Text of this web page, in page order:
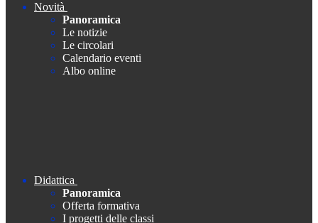
Novità
Panoramica
Le notizie
Le circolari
Calendario eventi
Albo online
Didattica
Panoramica
Offerta formativa
I progetti delle classi